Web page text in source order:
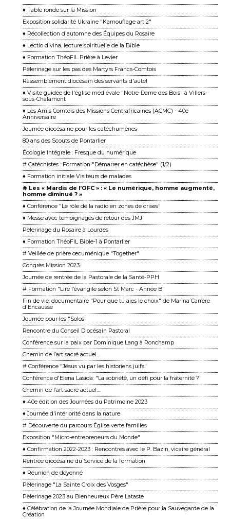
♦ Table ronde sur la Mission
Exposition solidarité Ukraine "Kamouflage art 2"
♦ Récollection d'automne des Équipes du Rosaire
♦ Lectio divina, lecture spirituelle de la Bible
♦ Formation ThéoFIL Prière à Levier
Pèlerinage sur les pas des Martyrs Francs-Comtois
Rassemblement diocésain des servants d'autel
♦ Visite guidée de l'église médiévale "Notre-Dame des Bois" à Villers-
sous-Chalamont
♦ Les Amis Comtois des Missions Centrafricaines (ACMC) - 40e
Anniversaire
Journée diocésaine pour les catéchumènes
80 ans des Scouts de Pontarlier
Écologie Intégrale : Fresque du numérique
# Catéchistes : Formation "Démarrer en catéchèse" (1/2)
♦ Formation initiale Visiteurs de malades
# Les « Mardis de l’OFC » : « Le numérique, homme augmenté,
homme diminué ? »
♦ Conférence "Le rôle de la radio en zones de crises"
♦ Messe avec témoignages de retour des JMJ
Pèlerinage du Rosaire à Lourdes
♦ Formation ThéoFIL Bible-1 à Pontarlier
# Veillée de prière œcuménique "Together"
Congrès Mission 2023
Journée de rentrée de la Pastorale de la Santé-PPH
# Formation "Lire l’évangile selon St Marc - Année B"
Fin de vie: documentaire "Pour que tu aies le choix" de Marina Carrère
d'Encausse
Journée pour les "Solos"
Rencontre du Conseil Diocésain Pastoral
Conférence sur la paix par Dominique Lang à Ronchamp
Chemin de l’art sacré actuel....
# Conférence "Jésus vu par les historiens juifs"
Conférence d'Elena Lasida: "La sobriété, un défi pour la fraternité ?"
Chemin de l’art sacré actuel....
♦ 40e édition des Journées du Patrimoine 2023
♦ Journée d'intériorité dans la nature
# Découverte du parcours Église verte familles
Exposition "Micro-entrepreneurs du Monde"
♦ Confirmation 2022-2023 : Rencontres avec le P. Bazin, vicaire général
Rentrée diocésaine du Service de la formation
♦ Réunion de doyenné
Pèlerinage "La Sainte Croix des Vosges"
Pèlerinage 2023 au Bienheureux Père Lataste
♦ Célébration de la Journée Mondiale de Prière pour la Sauvegarde de la
Création